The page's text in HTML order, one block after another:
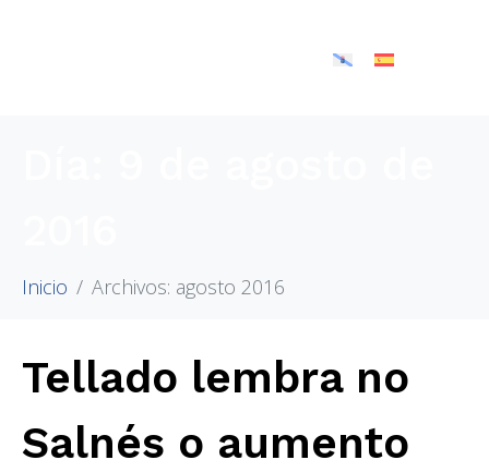
Inicio Archivos: agosto 2016
Tellado lembra no
Salnés o aumento